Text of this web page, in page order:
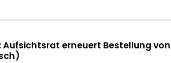
Aufsichtsrat erneuert Bestellung